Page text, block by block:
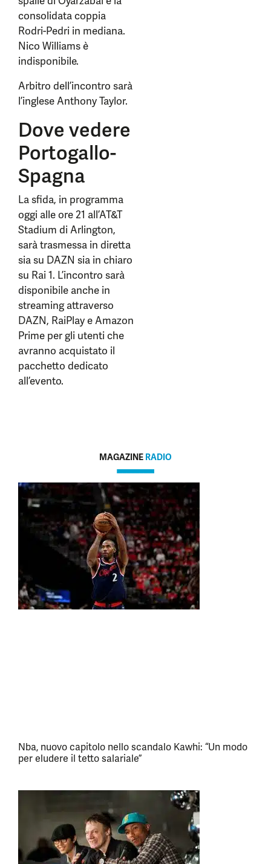
consolidata coppia
Rodri-Pedri in mediana.
Nico Williams è
indisponibile.
Arbitro dell’incontro sarà
l’inglese Anthony Taylor.
Dove vedere
Portogallo-
Spagna
La sfida, in programma
oggi alle ore 21 all’AT&T
Stadium di Arlington,
sarà trasmessa in diretta
sia su DAZN sia in chiaro
su Rai 1. L’incontro sarà
disponibile anche in
streaming attraverso
DAZN, RaiPlay e Amazon
Prime per gli utenti che
avranno acquistato il
pacchetto dedicato
all’evento.
MAGAZINE RADIO
Nba, nuovo capitolo nello scandalo Kawhi: “Un modo
per eludere il tetto salariale”